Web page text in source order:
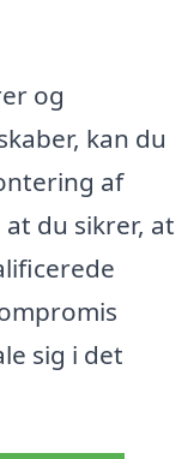
og
kan du
af
du sikrer, at
sig i det